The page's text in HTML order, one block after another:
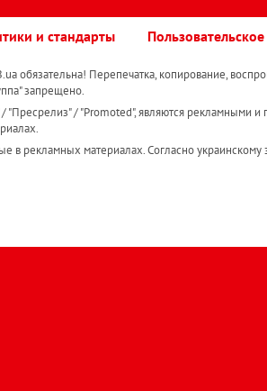
и стандарты
обязательна! Перепечатка, копирование,
запрещено.
/ "Promoted", являются рекламными и
рекламных материалах. Согласно украинскому